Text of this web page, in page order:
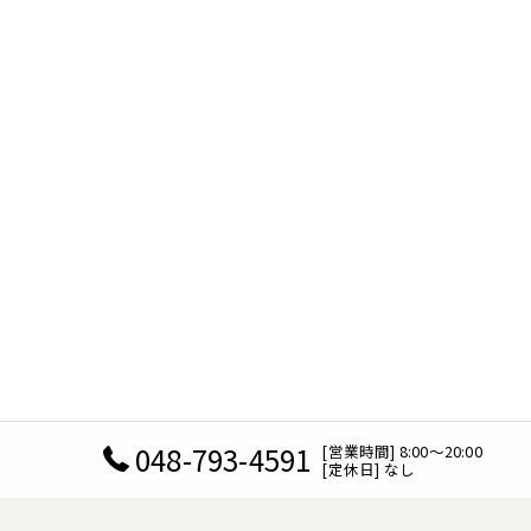
048-793-4591 [営業時間] 8:00～20:00
[定休日] なし